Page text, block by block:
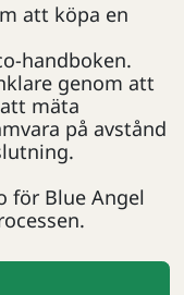
att köpa en
handboken.
genom att
mäta
på avstånd
för Blue Angel